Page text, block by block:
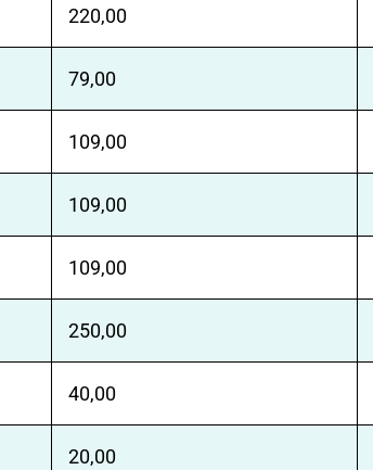
220,00
79,00
109,00
109,00
109,00
250,00
40,00
20,00